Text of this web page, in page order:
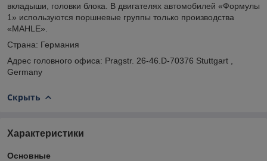
вкладыши, головки блока. В двигателях автомобилей «Формулы
1» используются поршневые группы только производства
«MAHLE».
Страна: Германия
Адрес головного офиса: Pragstr. 26-46.D-70376 Stuttgart ,
Germany
Скрыть
Характеристики
Основные